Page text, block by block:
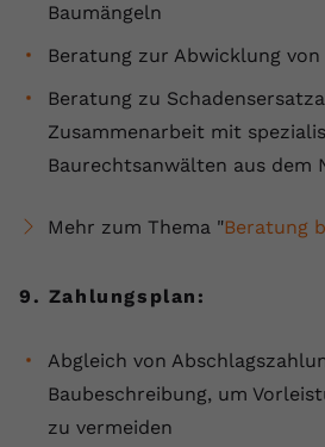
Baumängeln
Beratung zur Abwicklung von
Beratung zu
Zusammenarbeit mit
Baurechtsanwälten aus dem
Mehr zum Thema "Beratung
9. Zahlungsplan:
Abgleich von
Baubeschreibung, um
zu vermeiden